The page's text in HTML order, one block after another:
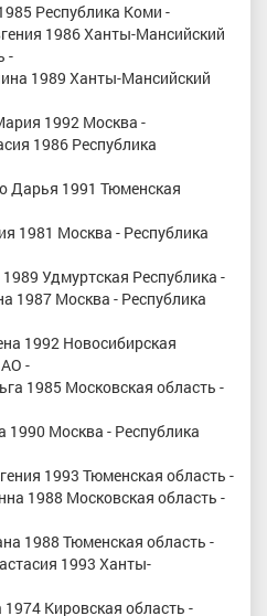
Республика Коми -
1986 Ханты-Мансийский
-
1989 Ханты-Мансийский
1992 Москва -
1986 Республика
Дарья 1991 Тюменская
1981 Москва - Республика
Удмуртская Республика -
1987 Москва - Республика
1992 Новосибирская
-
1985 Московская область -
1990 Москва - Республика
1993 Тюменская область -
1988 Московская область -
1988 Тюменская область -
1993 Ханты-
Кировская область -